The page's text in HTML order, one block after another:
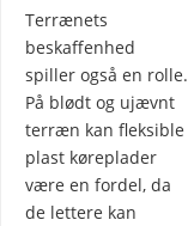
Terrænets
beskaffenhed
spiller også en rolle.
På blødt og ujævnt
terræn kan fleksible
plast køreplader
være en fordel, da
de lettere kan